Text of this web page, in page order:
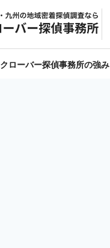
クローバー探偵事務所の強み